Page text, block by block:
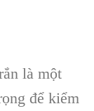
là một
để kiểm